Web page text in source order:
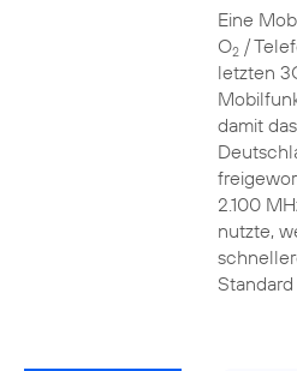
Eine
O2/
letzten
damit
2.100
nutzte,